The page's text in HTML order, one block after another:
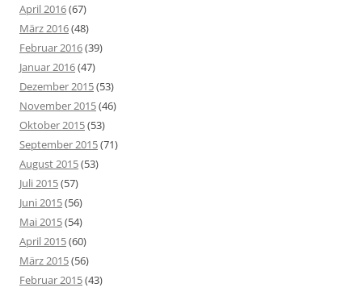
April 2016(67)
März 2016(48)
Februar 2016(39)
Januar 2016(47)
Dezember 2015(53)
November 2015(46)
Oktober 2015(53)
September 2015(71)
August 2015(53)
Juli 2015(57)
Juni 2015(56)
Mai 2015(54)
April 2015(60)
März 2015(56)
Februar 2015(43)